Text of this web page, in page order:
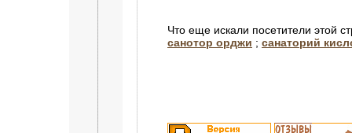
Что еще искали посетители этой
санотор орджи ; санаторий